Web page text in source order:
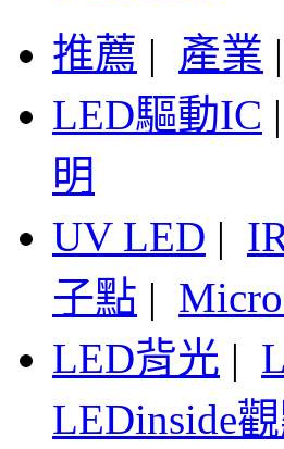
推薦 | 產業 |
LED驅動IC |
明
UV LED |
子點 |
LED背光 |
LEDinside